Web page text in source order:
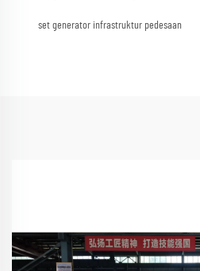
set generator infrastruktur pedesaan